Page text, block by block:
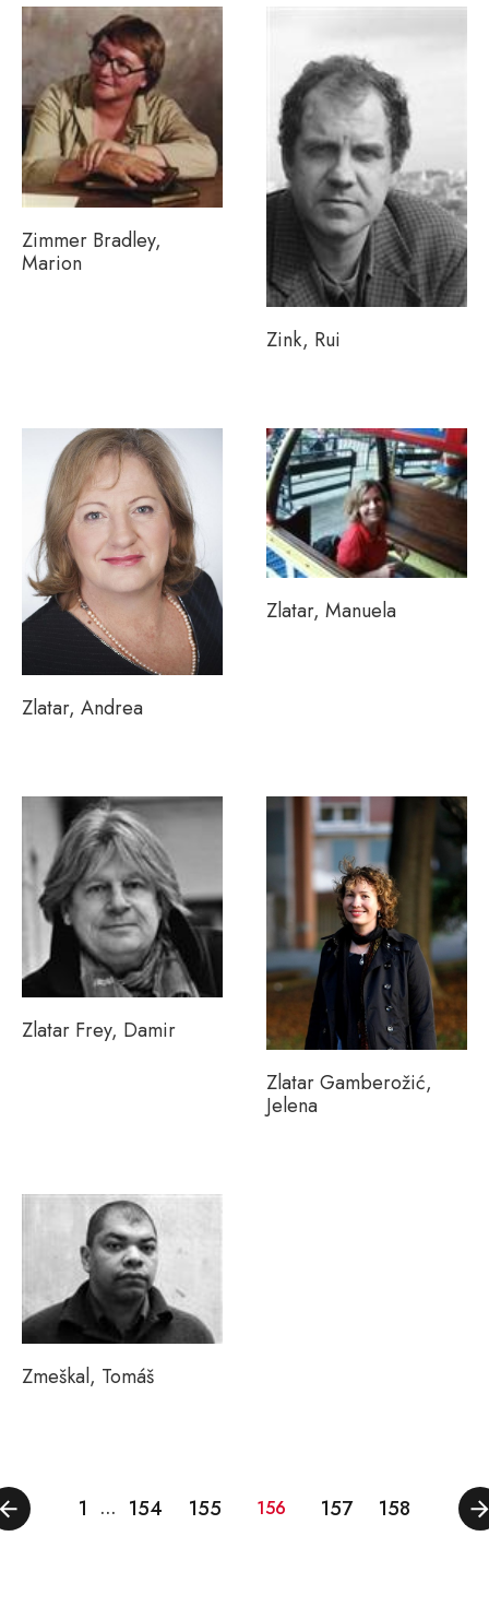
Zimmer Bradley,
Marion
Zink, Rui
Zlatar, Andrea
Zlatar, Manuela
Zlatar Frey, Damir
Zlatar Gamberožić,
Jelena
Zmeškal, Tomáš
1 … 154 155 156 157 158